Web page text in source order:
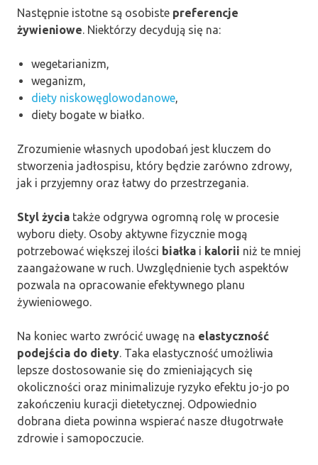
Następnie istotne są osobiste preferencje
żywieniowe. Niektórzy decydują się na:
wegetarianizm,
weganizm,
diety niskowęglowodanowe,
diety bogate w białko.
Zrozumienie własnych upodobań jest kluczem do
stworzenia jadłospisu, który będzie zarówno zdrowy,
jak i przyjemny oraz łatwy do przestrzegania.
Styl życia także odgrywa ogromną rolę w procesie
wyboru diety. Osoby aktywne fizycznie mogą
potrzebować większej ilości białka i kalorii niż te mniej
zaangażowane w ruch. Uwzględnienie tych aspektów
pozwala na opracowanie efektywnego planu
żywieniowego.
Na koniec warto zwrócić uwagę na elastyczność
podejścia do diety. Taka elastyczność umożliwia
lepsze dostosowanie się do zmieniających się
okoliczności oraz minimalizuje ryzyko efektu jo-jo po
zakończeniu kuracji dietetycznej. Odpowiednio
dobrana dieta powinna wspierać nasze długotrwałe
zdrowie i samopoczucie.